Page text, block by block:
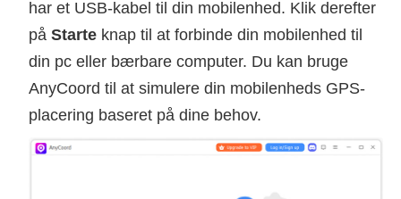
har et USB-kabel til din mobilenhed. Klik derefter
på Starte knap til at forbinde din mobilenhed til
din pc eller bærbare computer. Du kan bruge
AnyCoord til at simulere din mobilenheds GPS-
placering baseret på dine behov.